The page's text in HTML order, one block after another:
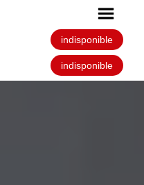
indisponible
indisponible